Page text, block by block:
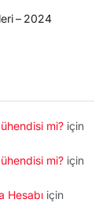
– 2024
mi? için
mi? için
Hesabı için